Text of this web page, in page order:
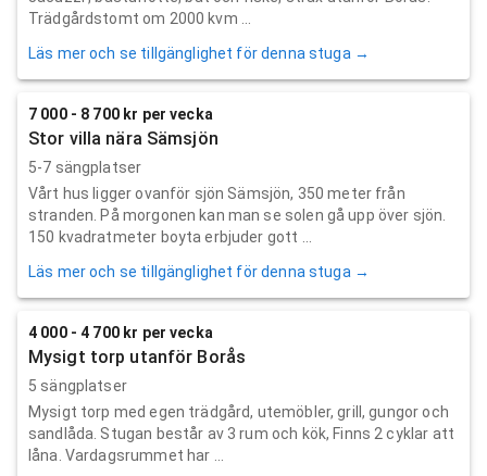
Trädgårdstomt om 2000 kvm ...
Läs mer och se tillgänglighet för denna stuga →
7 000 - 8 700 kr per vecka
Stor villa nära Sämsjön
5-7 sängplatser
Vårt hus ligger ovanför sjön Sämsjön, 350 meter från
stranden. På morgonen kan man se solen gå upp över sjön.
150 kvadratmeter boyta erbjuder gott ...
Läs mer och se tillgänglighet för denna stuga →
4 000 - 4 700 kr per vecka
Mysigt torp utanför Borås
5 sängplatser
Mysigt torp med egen trädgård, utemöbler, grill, gungor och
sandlåda. Stugan består av 3 rum och kök, Finns 2 cyklar att
låna. Vardagsrummet har ...